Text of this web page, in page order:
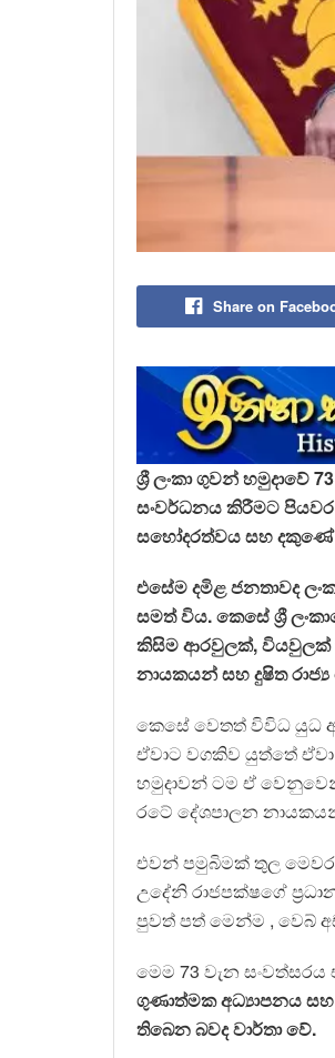
Share on
ශ්‍රී ලංකා ගුවන් හමුදාවේ
සංවර්ධනය කිරීමට පියවර
සහෝදරත්වය සහ දකුණේ
එසේම දමිළ ජනතාවද
සමත් විය. ⁣කෙසේ ශ්‍රී
කිසිම ආරවුලක්, වියවුලක්
නායකයන් සහ දුෂිත
කෙසේ වෙතත් විවිධ යුධ
ඒවාට වගකිව යුත්තේ
හමුදාවන් ටම ඒ
රටේ දේශපාලන
එවන් පමුබිමක් තුල මෙවර
උදේනි රාජපක්ෂගේ
පුවත් පත් මෙන්ම , වෙබ්
මෙම 73 වැන
ගුණාත්මක අධ්‍යාපනය
තිබෙන බවද වාර්තා වේ.